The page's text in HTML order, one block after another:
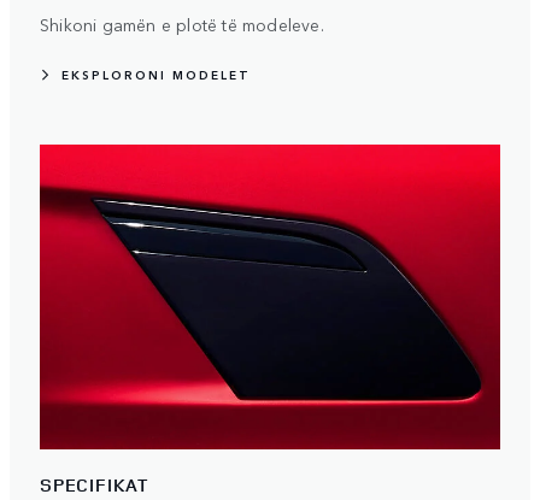
Shikoni gamën e plotë të modeleve.
EKSPLORONI MODELET
SPECIFIKAT